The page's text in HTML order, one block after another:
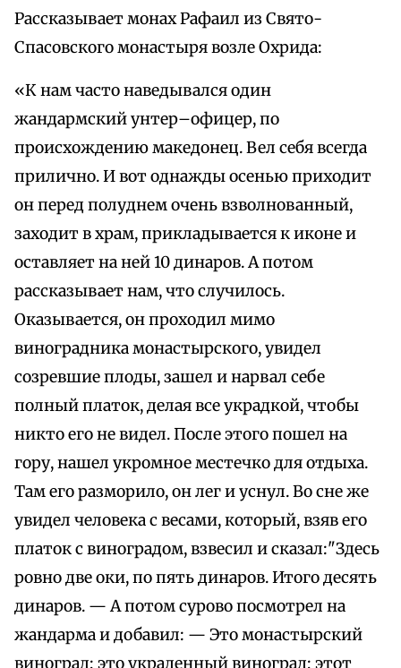
Рассказывает монах Рафаил из Свято-
Спасовского монастыря возле Охрида:
«К нам часто наведывался один
жандармский унтер–офицер, по
происхождению македонец. Вел себя всегда
прилично. И вот однажды осенью приходит
он перед полуднем очень взволнованный,
заходит в храм, прикладывается к иконе и
оставляет на ней 10 динаров. А потом
рассказывает нам, что случилось.
Оказывается, он проходил мимо
виноградника монастырского, увидел
созревшие плоды, зашел и нарвал себе
полный платок, делая все украдкой, чтобы
никто его не видел. После этого пошел на
гору, нашел укромное местечко для отдыха.
Там его разморило, он лег и уснул. Во сне же
увидел человека с весами, который, взяв его
платок с виноградом, взвесил и сказал:"Здесь
ровно две оки, по пять динаров. Итого десять
динаров. — А потом сурово посмотрел на
жандарма и добавил: — Это монастырский
виноград; это украденный виноград; этот